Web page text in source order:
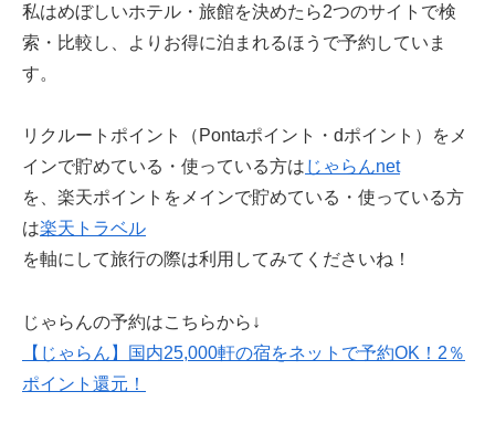
私はめぼしいホテル・旅館を決めたら2つのサイトで検
索・比較し、よりお得に泊まれるほうで予約していま
す。
リクルートポイント（Pontaポイント・dポイント）をメ
インで貯めている・使っている方は じゃらんnet
を、楽天ポイントをメインで貯めている・使っている方
は楽天トラベル
を軸にして旅行の際は利用してみてくださいね！
じゃらんの予約はこちらから↓
【じゃらん】国内25,000軒の宿をネットで予約OK！2％
ポイント還元！